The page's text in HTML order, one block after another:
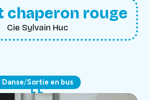
chaperon rouge
Cie Sylvain Huc
Danse/Sortie en bus